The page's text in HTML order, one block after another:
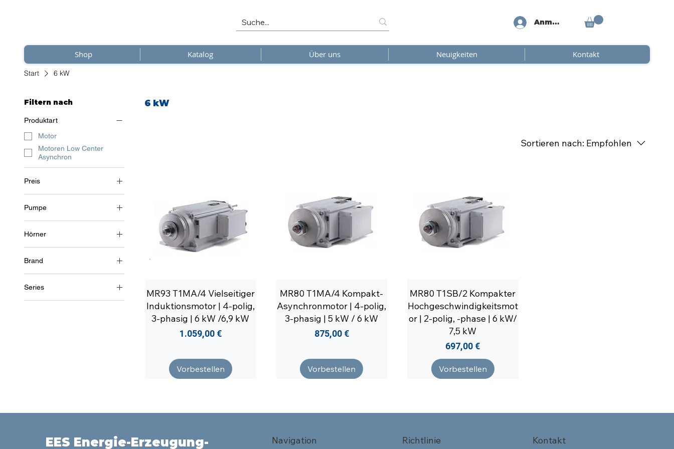
Anmelden
Shop Katalog Über uns Neuigkeiten Kontakt
Start 6 kW
Filtern nach
Produktart
Motor
Motoren Low Center
Asynchron
Preis
697 € 1.059 €
Pumpe
2 Pole (~3000 RPM)
4 Pole (~1500 U/min)
Hörner
3~ (Drehstrom 400 V) / 50
Hz
Brand
Soga
Series
MR80
6 kW
Sortieren nach: Empfohlen
MR93 T1MA/4 Vielseitiger
Induktionsmotor | 4-polig,
3-phasig | 6 kW /6,9 kW
Preis
1.059,00 €
Vorbestellen
MR80 T1MA/4 Kompakt-
Asynchronmotor | 4-polig,
3-phasig | 5 kW / 6 kW
Preis
875,00 €
Vorbestellen
MR80 T1SB/2 Kompakter
Hochgeschwindigkeitsmot
or | 2-polig, -phase | 6 kW/
7,5 kW
Preis
697,00 €
Vorbestellen
EES Energie-Erzeugung- Navigation Richtlinie Kontakt